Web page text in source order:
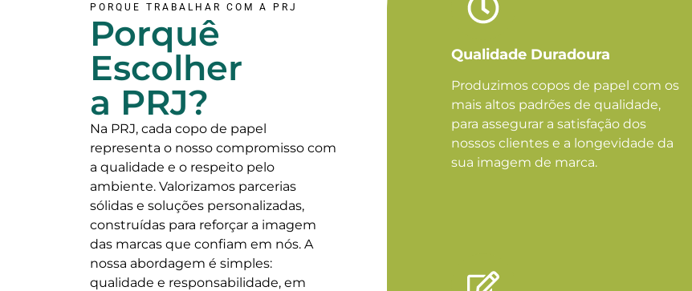
PORQUE TRABALHAR COM A PRJ
Porquê
Escolher
a PRJ?
Na PRJ, cada copo de papel
representa o nosso compromisso com
a qualidade e o respeito pelo
ambiente. Valorizamos parcerias
sólidas e soluções personalizadas,
construídas para reforçar a imagem
das marcas que confiam em nós. A
nossa abordagem é simples:
qualidade e responsabilidade, em
Qualidade Duradoura
Produzimos copos de papel com os
mais altos padrões de qualidade,
para assegurar a satisfação dos
nossos clientes e a longevidade da
sua imagem de marca.